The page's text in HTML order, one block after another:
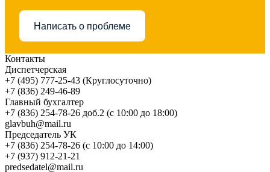
Написать о проблеме
Контакты
Диспетчерская
+7 (495) 777-25-43 (Круглосуточно)
+7 (836) 249-46-89
Главный бухгалтер
+7 (836) 254-78-26 доб.2 (с 10:00 до 18:00)
glavbuh@mail.ru
Председатель УК
+7 (836) 254-78-26 (с 10:00 до 14:00)
+7 (937) 912-21-21
predsedatel@mail.ru